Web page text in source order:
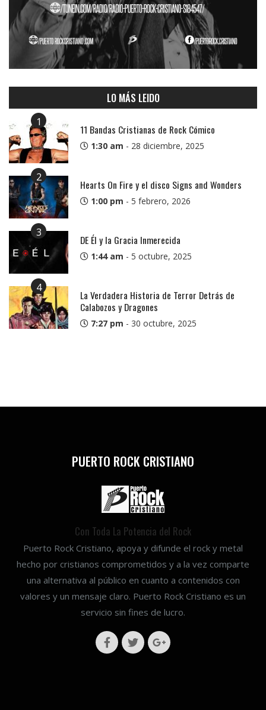
LO MÁS LEIDO
1
11 Bandas Cristianas de Rock Cómico
1:30 am - 28 diciembre, 2025
2
Hearts On Fire y el disco Signs and Wonders
1:00 pm - 5 febrero, 2026
3
DE Él y la Gracia Inmerecida
1:44 am - 5 octubre, 2025
4
La Verdadera Historia de Terror Detrás de
Calabozos y Dragones
7:27 pm - 30 octubre, 2025
PUERTO ROCK CRISTIANO
Con Toda La Potencia del Rock
Puerto Rock Cristiano, apoya y difunde el rock y metal
hecho por cristianos comprometidos y a la vez comparte
una alternativa al público en cuanto a contenidos con
valores y un mensaje claro. Puerto Rock Cristiano es un
servicio sin fines de lucro.